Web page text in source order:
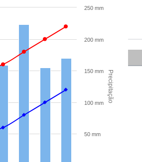
Precipitação
50 mm
100 mm
150 mm
200 mm
250 mm